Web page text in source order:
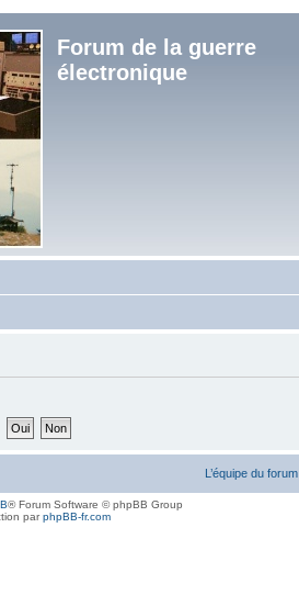
Forum de la guerre
électronique
L’équipe du forum
® Forum Software © phpBB Group
parphpBB-fr.com